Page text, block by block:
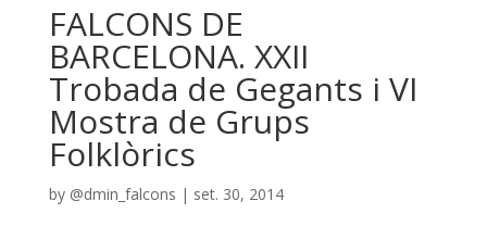
FALCONS DE
BARCELONA. XXII
Trobada de Gegants i VI
Mostra de Grups
Folklòrics
by @dmin_falcons | set. 30, 2014